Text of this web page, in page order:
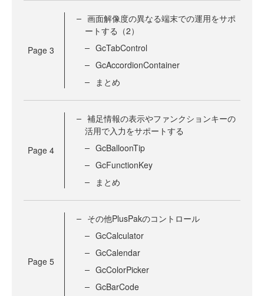
Page 3
画面解像度の異なる端末での運用をサポ
ートする（2）
GcTabControl
GcAccordionContainer
まとめ
Page 4
補足情報の表示やファンクションキーの
活用で入力をサポートする
GcBalloonTip
GcFunctionKey
まとめ
Page 5
その他PlusPakのコントロール
GcCalculator
GcCalendar
GcColorPicker
GcBarCode